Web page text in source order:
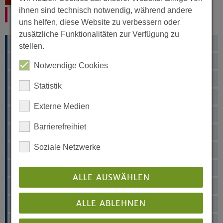
Seelsorge
Alten(heim)seelsorge
Blinden- und Sehbehindertenseelsorge
Gefängnisseelsorge
Krankenhausseelsorge
Militärseelsorge
Notfallseelsorge
Polizeiseelsorge
Schulseelsorge
Telefonseelsorge
ihnen sind technisch notwendig, während andere
uns helfen, diese Website zu verbessern oder
zusätzliche Funktionalitäten zur Verfügung zu
stellen.
Notwendige Cookies
Statistik
Externe Medien
Barrierefreihiet
Soziale Netzwerke
ALLE AUSWÄHLEN
ALLE ABLEHNEN